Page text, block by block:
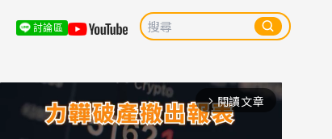
討論區
arrow_forward_ios 閱讀文章